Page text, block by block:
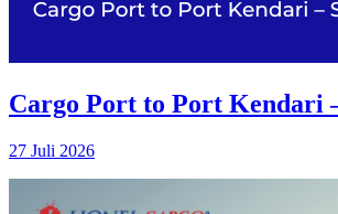
Cargo Port to Port Kendari
27 Juli 2026